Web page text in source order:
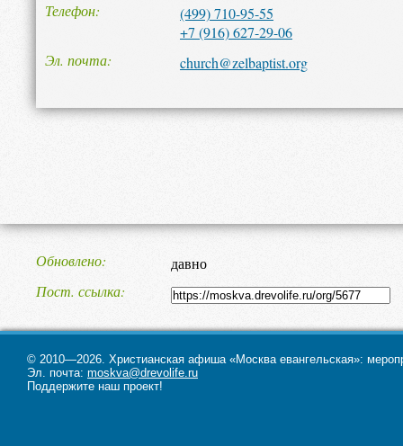
Телефон
(499) 710-95-55
+7 (916) 627-29-06
Эл. почта
church@zelbaptist.org
Обновлено
давно
Пост. ссылка
© 2010—2026. Христианская афиша «Москва евангельская»:
Эл. почта: moskva@drevolife.ru
Поддержите наш проект!